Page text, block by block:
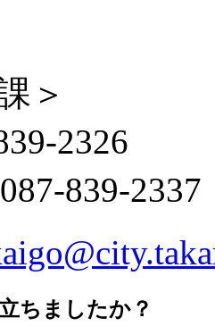
＞
2326
839-2337
ちましたか？